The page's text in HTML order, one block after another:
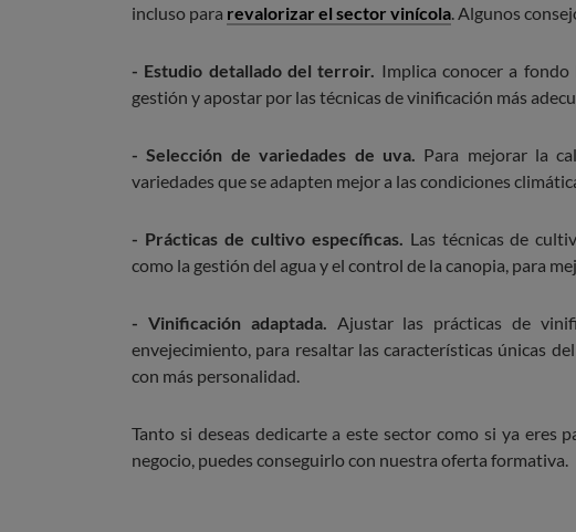
incluso para revalorizar el sector vinícola . Algunos
- Estudio detallado del terroir. Implica conocer a
gestión y apostar por las técnicas de vinificación más
- Selección de variedades de uva.
Para mejorar la
variedades que se adapten mejor a las condiciones
- Prácticas de cultivo específicas. Las técnicas de
como la gestión del agua y el control de la canopia, para
- Vinificación adaptada. Ajustar las prácticas de
envejecimiento, para resaltar las características únicas
con más personalidad.
Tanto si deseas dedicarte a este sector como si ya eres
negocio, puedes conseguirlo con nuestra oferta formativa.